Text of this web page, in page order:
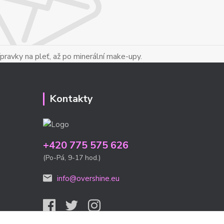
na pleť, až po minerální make-upy.
Kontakty
+420 775 575 626
(Po-Pá, 9-17 hod.)
info@overshine.eu